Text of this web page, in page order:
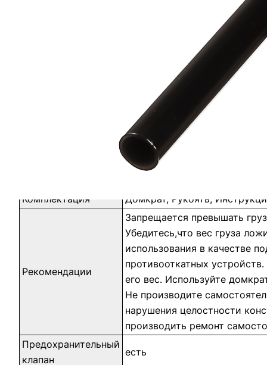
Гидравлический домкрат предназначен для
многократно усиливает движения оператора и
Таблицы параметров/характеристики
домкрат гидравлический
Китай
красный
бутылочный
Комплектация
Домкрат, Рукоять,
Рекомендации
Запрещается превышать
Убедитесь,что вес груза
использования в качестве
противооткатных
его вес. Используйте
Не производите
нарушения целостности
производить ремонт
Предохранительный
клапан
есть